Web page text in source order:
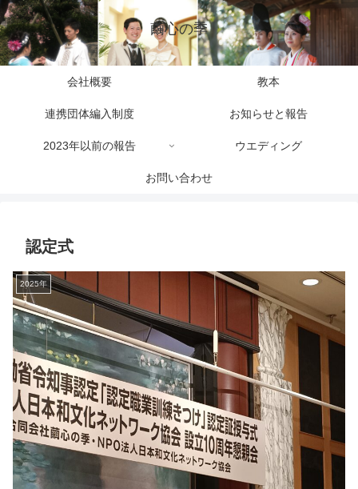
繭心の季
会社概要 教本
連携団体編入制度 お知らせと報告
2023年以前の報告 ウエディング
お問い合わせ
認定式
2025年